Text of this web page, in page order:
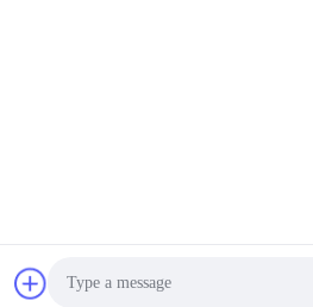
Chine Bonne qualité frein de presse
Wuxi Smart CNC Equipment Group